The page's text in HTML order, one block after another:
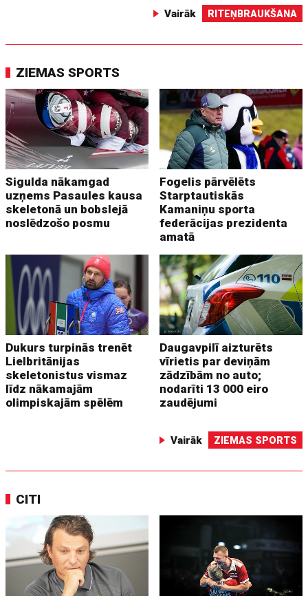
Vairāk RITEŅBRAUKŠANA
ZIEMAS SPORTS
Sigulda nākamgad
uzņems Pasaules kausa
skeletonā un bobslejā
noslēdzošo posmu
Fogelis pārvēlēts
Starptautiskās
Kamaniņu sporta
federācijas prezidenta
amatā
Dukurs turpinās trenēt
Lielbritānijas
skeletonistus vismaz
līdz nākamajām
olimpiskajām spēlēm
Daugavpilī aizturēts
vīrietis par deviņām
zādzībām no auto;
nodarīti 13 000 eiro
zaudējumi
Vairāk ZIEMAS SPORTS
CITI